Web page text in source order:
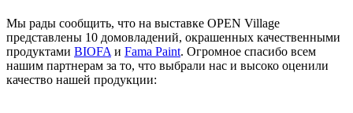
Мы рады сообщить, что на выставке OPEN Village
представлены 10 домовладений, окрашенных качественными
продуктами BIOFA и Fama Paint. Огромное спасибо всем
нашим партнерам за то, что выбрали нас и высоко оценили
качество нашей продукции: